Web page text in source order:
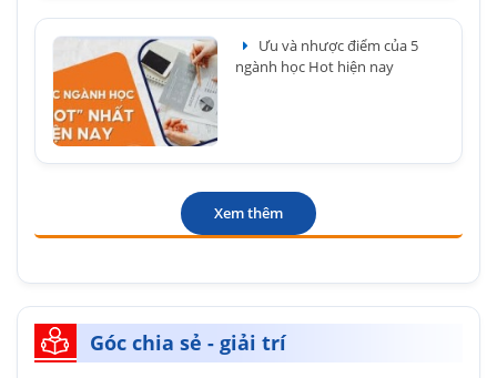
Ưu và nhược điểm của 5
ngành học Hot hiện nay
Xem thêm
Góc chia sẻ - giải trí